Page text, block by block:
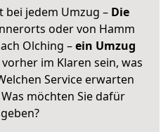
bei jedem Umzug – Die
oder von Hamm
Olching –ein Umzug
im Klaren sein, was
Service erwarten
möchten Sie dafür